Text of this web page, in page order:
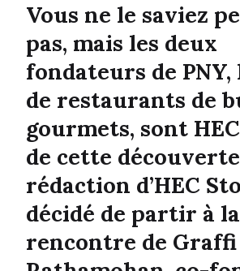
Vous ne le saviez
pas, mais les deux
fondateurs de PNY,
de restaurants de
gourmets, sont
de cette
rédaction d’HEC
décidé de partir à la
rencontre de Graffi